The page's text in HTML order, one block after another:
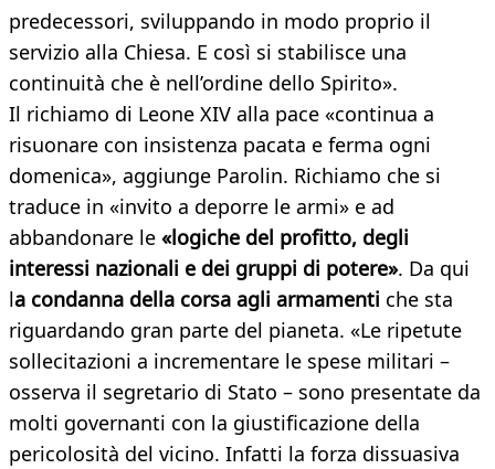
predecessori, sviluppando in modo proprio il
servizio alla Chiesa. E così si stabilisce una
continuità che è nell’ordine dello Spirito».
Il richiamo di Leone XIV alla pace «continua a
risuonare con insistenza pacata e ferma ogni
domenica», aggiunge Parolin. Richiamo che si
traduce in «invito a deporre le armi» e ad
abbandonare le «logiche del profitto, degli
interessi nazionali e dei gruppi di potere». Da qui
la condanna della corsa agli armamenti che sta
riguardando gran parte del pianeta. «Le ripetute
sollecitazioni a incrementare le spese militari –
osserva il segretario di Stato – sono presentate da
molti governanti con la giustificazione della
pericolosità del vicino. Infatti la forza dissuasiva